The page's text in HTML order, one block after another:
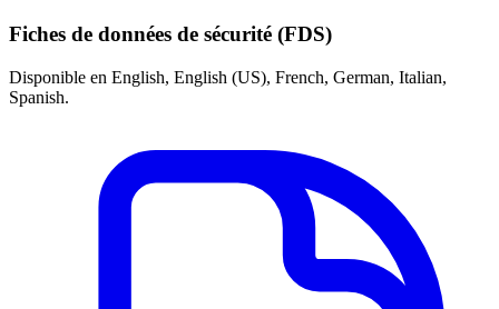
Fiches de données de sécurité (FDS)
Disponible en English, English (US), French, German, Italian,
Spanish.